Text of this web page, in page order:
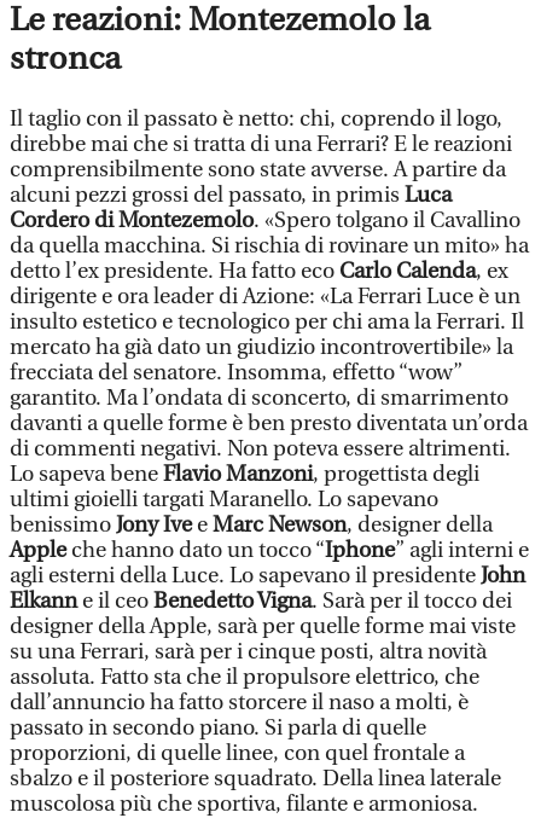
Le reazioni: Montezemolo la
stronca
Il taglio con il passato è netto: chi, coprendo il logo,
direbbe mai che si tratta di una Ferrari? E le reazioni
comprensibilmente sono state avverse. A partire da
alcuni pezzi grossi del passato, in primisLuca
Cordero di Montezemolo. «Spero tolgano il Cavallino
da quella macchina. Si rischia di rovinare un mito» ha
detto l’ex presidente. Ha fatto eco Carlo Calenda, ex
dirigente e ora leader di Azione: «La Ferrari Luce è un
insulto estetico e tecnologico per chi ama la Ferrari. Il
mercato ha già dato un giudizio incontrovertibile» la
frecciata del senatore. Insomma, effetto “wow”
garantito. Ma l’ondata di sconcerto, di smarrimento
davanti a quelle forme è ben presto diventata un’orda
di commenti negativi. Non poteva essere altrimenti.
Lo sapeva beneFlavio Manzoni, progettista degli
ultimi gioielli targati Maranello. Lo sapevano
benissimoJony IveeMarc Newson, designer della
Appleche hanno dato un tocco “Iphone” agli interni e
agli esterni della Luce. Lo sapevano il presidenteJohn
Elkanne il ceoBenedetto Vigna. Sarà per il tocco dei
designer della Apple, sarà per quelle forme mai viste
su una Ferrari, sarà per i cinque posti, altra novità
assoluta. Fatto sta che il propulsore elettrico, che
dall’annuncio ha fatto storcere il naso a molti, è
passato in secondo piano. Si parla di quelle
proporzioni, di quelle linee, con quel frontale a
sbalzo e il posteriore squadrato. Della linea laterale
muscolosa più che sportiva, filante e armoniosa.